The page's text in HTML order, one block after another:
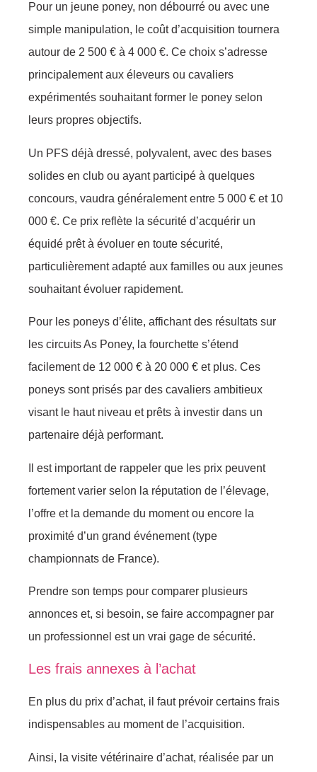
Pour un jeune poney, non débourré ou avec une
simple manipulation, le coût d’acquisition tournera
autour de 2 500 € à 4 000 €. Ce choix s’adresse
principalement aux éleveurs ou cavaliers
expérimentés souhaitant former le poney selon
leurs propres objectifs.
Un PFS déjà dressé, polyvalent, avec des bases
solides en club ou ayant participé à quelques
concours, vaudra généralement entre 5 000 € et 10
000 €. Ce prix reflète la sécurité d’acquérir un
équidé prêt à évoluer en toute sécurité,
particulièrement adapté aux familles ou aux jeunes
souhaitant évoluer rapidement.
Pour les poneys d’élite, affichant des résultats sur
les circuits As Poney, la fourchette s’étend
facilement de 12 000 € à 20 000 € et plus. Ces
poneys sont prisés par des cavaliers ambitieux
visant le haut niveau et prêts à investir dans un
partenaire déjà performant.
Il est important de rappeler que les prix peuvent
fortement varier selon la réputation de l’élevage,
l’offre et la demande du moment ou encore la
proximité d’un grand événement (type
championnats de France).
Prendre son temps pour comparer plusieurs
annonces et, si besoin, se faire accompagner par
un professionnel est un vrai gage de sécurité.
Les frais annexes à l’achat
En plus du prix d’achat, il faut prévoir certains frais
indispensables au moment de l’acquisition.
Ainsi, la visite vétérinaire d’achat, réalisée par un